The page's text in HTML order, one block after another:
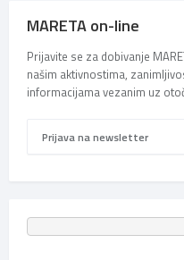
MARETA on-line
Prijavite se za dobivanje
našim aktivnostima,
informacijama vezanim uz
Prijava na newsletter